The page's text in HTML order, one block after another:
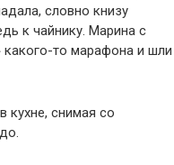
словно книзу
к чайнику. Марина с
какого-то марафона и шли
кухне, снимая со